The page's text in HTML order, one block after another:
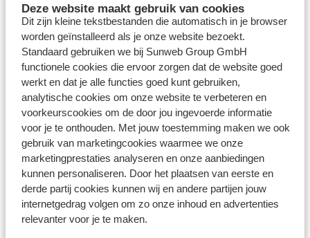
Deze website maakt gebruik van cookies
Dit zijn kleine tekstbestanden die automatisch in je browser
worden geïnstalleerd als je onze website bezoekt.
Standaard gebruiken we bij Sunweb Group GmbH
functionele cookies die ervoor zorgen dat de website goed
werkt en dat je alle functies goed kunt gebruiken,
analytische cookies om onze website te verbeteren en
voorkeurscookies om de door jou ingevoerde informatie
voor je te onthouden. Met jouw toestemming maken we ook
gebruik van marketingcookies waarmee we onze
marketingprestaties analyseren en onze aanbiedingen
kunnen personaliseren. Door het plaatsen van eerste en
derde partij cookies kunnen wij en andere partijen jouw
internetgedrag volgen om zo onze inhoud en advertenties
relevanter voor je te maken.
annuleringen hanteert Sunweb de algemene Sunweb
voorwaarden. Annuleringen dienen binnen 3 dagen na
de gebeurtenis waardoor de reis (geheel of
gedeeltelijk) wordt geannuleerd te worden gemeld.
Houd er rekening mee dat een annulering van een
vakantie die valt buiten de voorwaarden van gratis
annuleren nooit kosteloos verloopt. Alleen indien je een
annuleringsverzekering hebt afgesloten én bij een
geldige reden, heb je recht op (gedeeltelijke)teruggave
van de reissom. De hoofdboeker is de enige die een
annulering door kan voeren. Een medereiziger is niet
hoofdelijk aansprakelijk en kan daarom geen annulering
doorgeven. Voor specifieke annuleringsvoorwaarden
verwijzen wij je tevens naar de algemene Sunweb
voorwaarden.